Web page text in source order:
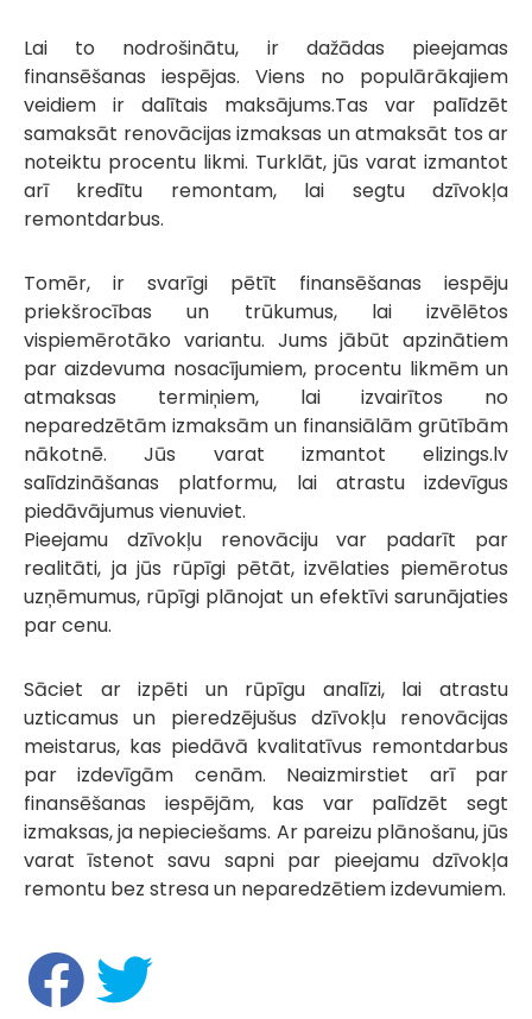
Lai to nodrošinātu, ir dažādas pieejamas
finansēšanas iespējas. Viens no populārākajiem
veidiem ir dalītais maksājums.Tas var palīdzēt
samaksāt renovācijas izmaksas un atmaksāt tos ar
noteiktu procentu likmi. Turklāt, jūs varat izmantot
arī kredītu remontam, lai segtu dzīvokļa
remontdarbus.
Tomēr, ir svarīgi pētīt finansēšanas iespēju
priekšrocības un trūkumus, lai izvēlētos
vispiemērotāko variantu. Jums jābūt apzinātiem
par aizdevuma nosacījumiem, procentu likmēm un
atmaksas termiņiem, lai izvairītos no
neparedzētām izmaksām un finansiālām grūtībām
nākotnē. Jūs varat izmantot elizings.lv
salīdzināšanas platformu, lai atrastu izdevīgus
piedāvājumus vienuviet.
Pieejamu dzīvokļu renovāciju var padarīt par
realitāti, ja jūs rūpīgi pētāt, izvēlaties piemērotus
uzņēmumus, rūpīgi plānojat un efektīvi sarunājaties
par cenu.
Sāciet ar izpēti un rūpīgu analīzi, lai atrastu
uzticamus un pieredzējušus dzīvokļu renovācijas
meistarus, kas piedāvā kvalitatīvus remontdarbus
par izdevīgām cenām. Neaizmirstiet arī par
finansēšanas iespējām, kas var palīdzēt segt
izmaksas, ja nepieciešams. Ar pareizu plānošanu, jūs
varat īstenot savu sapni par pieejamu dzīvokļa
remontu bez stresa un neparedzētiem izdevumiem.